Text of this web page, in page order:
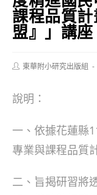
課程品質
盟』」講座
Post東華附小研究出版組
說明：
一、依據花蓮縣
專業與課程品質
二、旨揭研習將